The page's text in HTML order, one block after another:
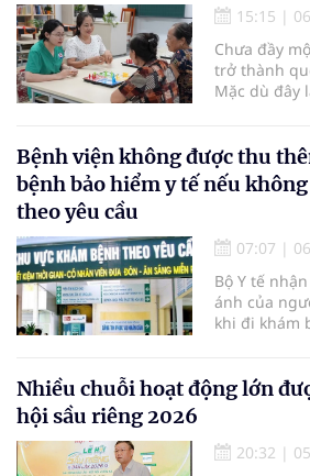
15:15 |
Chưa đầy
trở thành
Mặc dù đây
có giá trị
Bệnh viện không được thu
bệnh bảo hiểm y tế nếu
theo yêu cầu
07:07 |
Bộ Y tế
ánh của
khi đi khám
bệnh, chữa
nhưng vẫn
phần cùng
Nhiều chuỗi hoạt động lớn
hội sầu riêng 2026
20:32 |